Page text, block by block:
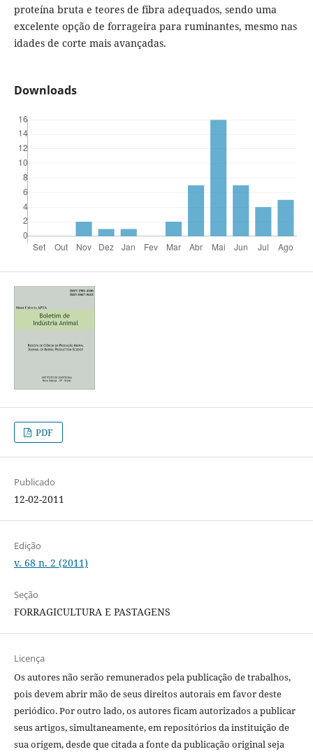
proteína bruta e teores de fibra adequados, sendo uma
excelente opção de forrageira para ruminantes, mesmo nas
idades de corte mais avançadas.
Downloads
PDF
Publicado
12-02-2011
Edição
v. 68 n. 2 (2011)
Seção
FORRAGICULTURA E PASTAGENS
Licença
Os autores não serão remunerados pela publicação de trabalhos,
pois devem abrir mão de seus direitos autorais em favor deste
periódico. Por outro lado, os autores ficam autorizados a publicar
seus artigos, simultaneamente, em repositórios da instituição de
sua origem, desde que citada a fonte da publicação original seja